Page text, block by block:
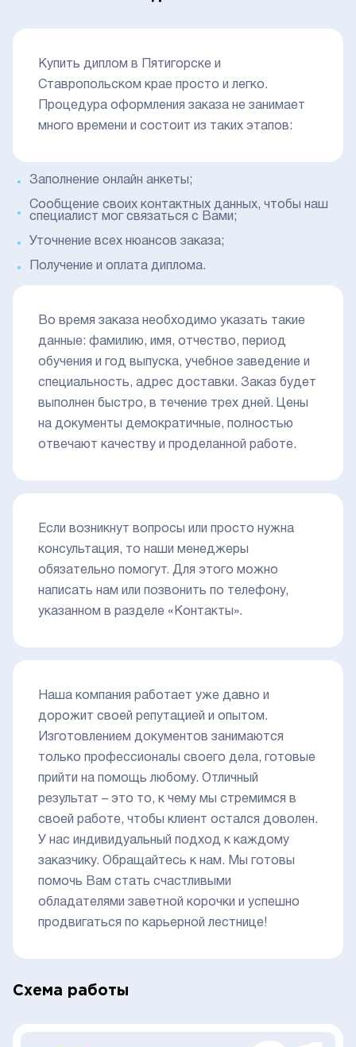
Купить диплом в Пятигорске и
Ставропольском крае просто и легко.
Процедура оформления заказа не занимает
много времени и состоит из таких этапов:
Заполнение онлайн анкеты;
Сообщение своих контактных данных, чтобы наш
специалист мог связаться с Вами;
Уточнение всех нюансов заказа;
Получение и оплата диплома.
Во время заказа необходимо указать такие
данные: фамилию, имя, отчество, период
обучения и год выпуска, учебное заведение и
специальность, адрес доставки. Заказ будет
выполнен быстро, в течение трех дней. Цены
на документы демократичные, полностью
отвечают качеству и проделанной работе.
Если возникнут вопросы или просто нужна
консультация, то наши менеджеры
обязательно помогут. Для этого можно
написать нам или позвонить по телефону,
указанном в разделе «Контакты».
Наша компания работает уже давно и
дорожит своей репутацией и опытом.
Изготовлением документов занимаются
только профессионалы своего дела, готовые
прийти на помощь любому. Отличный
результат – это то, к чему мы стремимся в
своей работе, чтобы клиент остался доволен.
У нас индивидуальный подход к каждому
заказчику. Обращайтесь к нам. Мы готовы
помочь Вам стать счастливыми
обладателями заветной корочки и успешно
продвигаться по карьерной лестнице!
Схема работы